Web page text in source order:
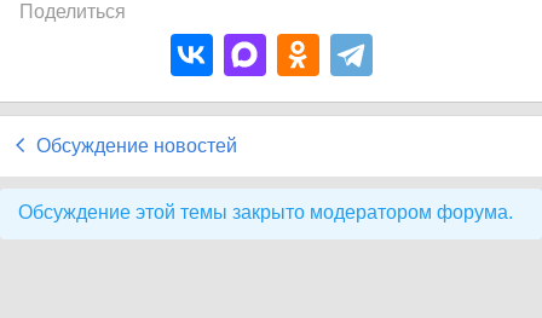
Поделиться
Обсуждение новостей
Обсуждение этой темы закрыто модератором форума.